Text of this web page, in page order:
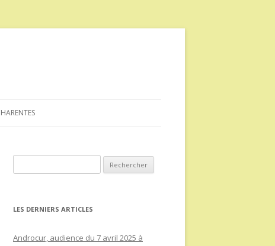
LES DERNIERS ARTICLES
Androcur, audience du 7 avril 2025 à